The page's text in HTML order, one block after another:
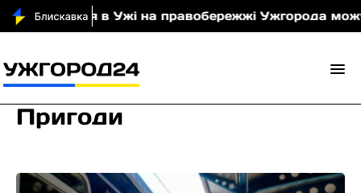
Ужі на правобережжі Ужгорода можуть
Пригоди